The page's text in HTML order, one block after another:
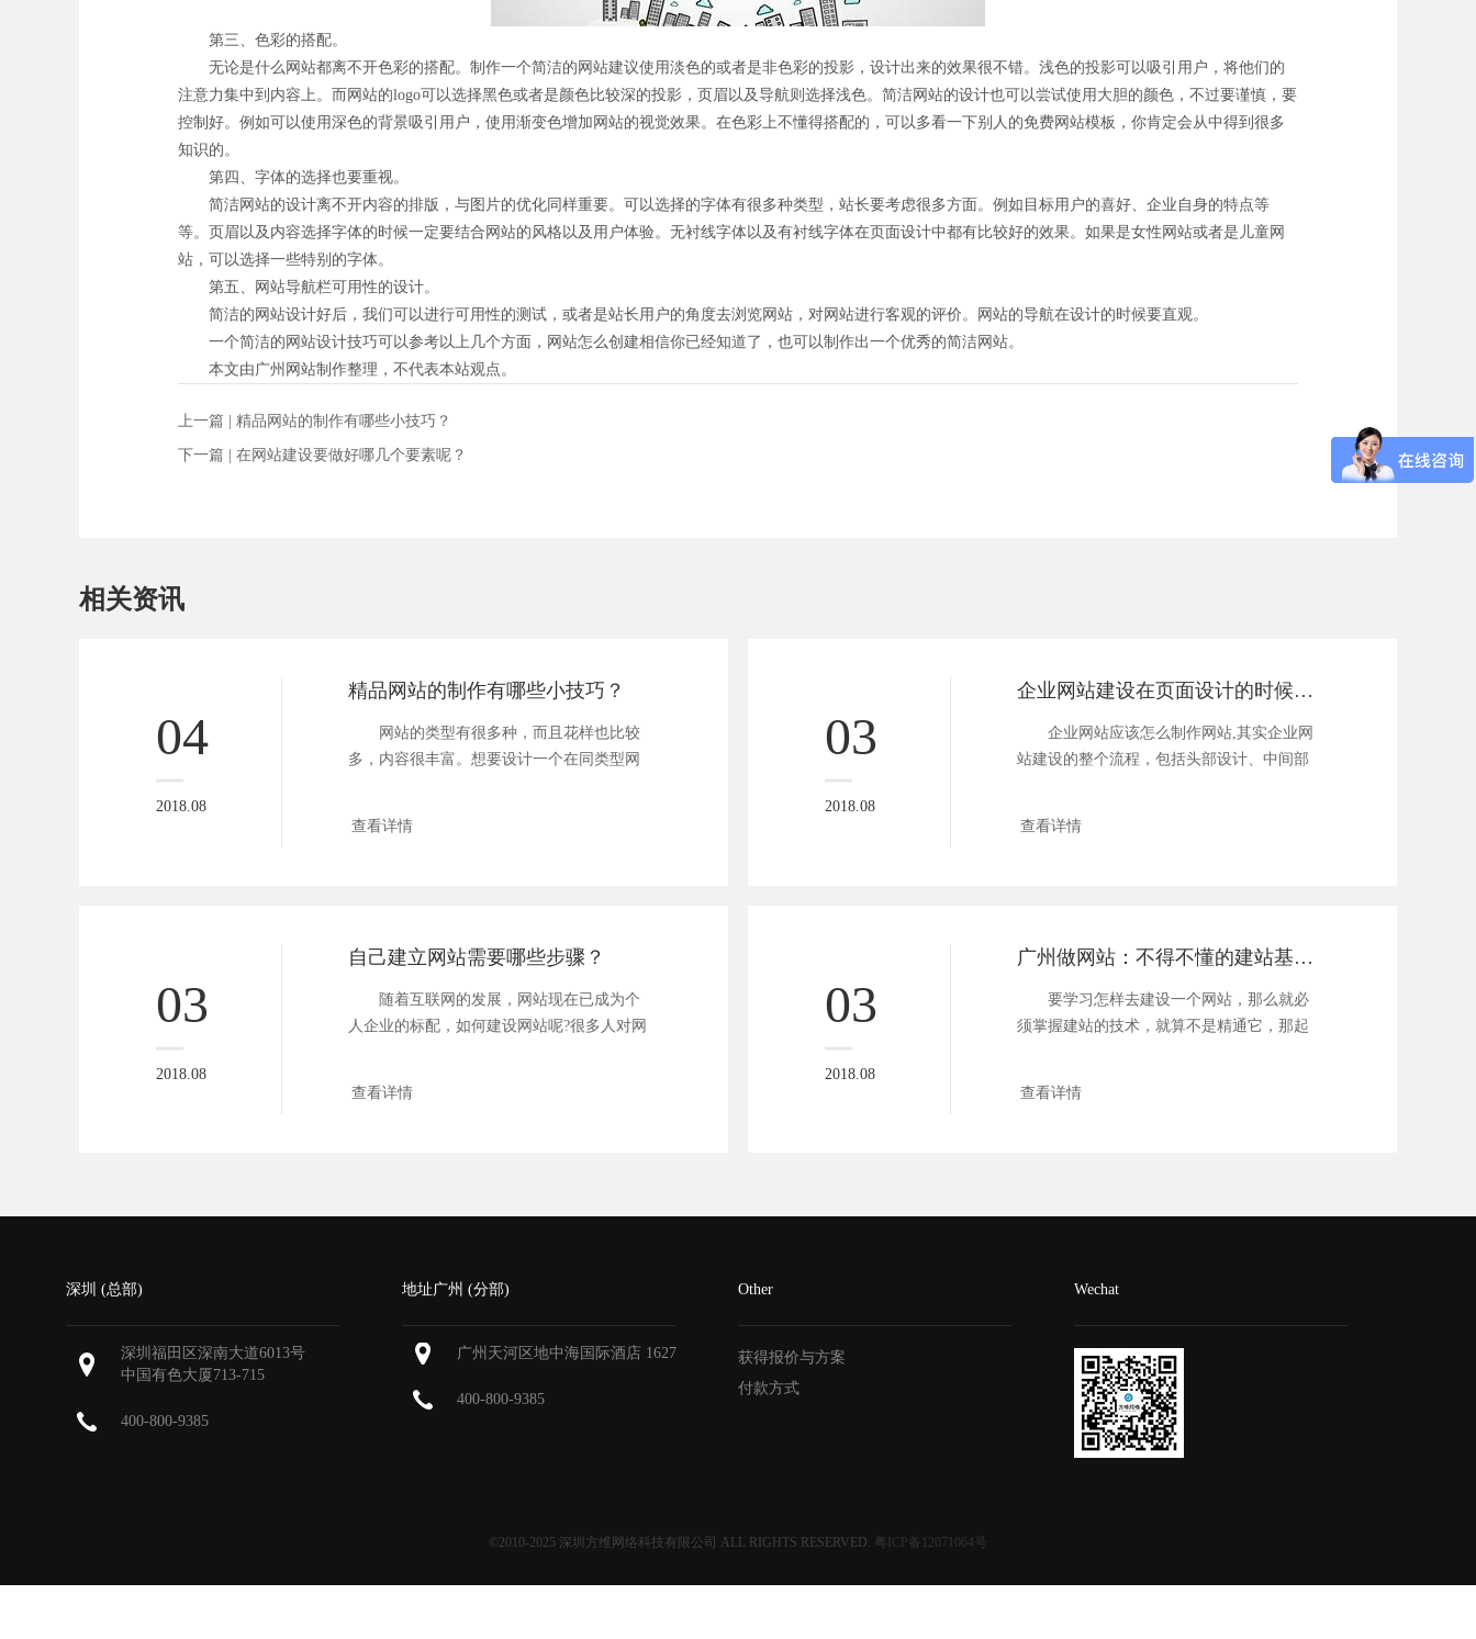
第三、色彩的搭配。
无论是什么网站都离不开色彩的搭配。制作一个简洁的网站建议使用淡色的或者是非色彩的投影，设计出来的效果很不错。浅色的投影可以吸引用户，将他们的
注意力集中到内容上。而网站的logo可以选择黑色或者是颜色比较深的投影，页眉以及导航则选择浅色。简洁网站的设计也可以尝试使用大胆的颜色，不过要谨慎，要
控制好。例如可以使用深色的背景吸引用户，使用渐变色增加网站的视觉效果。在色彩上不懂得搭配的，可以多看一下别人的免费网站模板，你肯定会从中得到很多
知识的。
第四、字体的选择也要重视。
简洁网站的设计离不开内容的排版，与图片的优化同样重要。可以选择的字体有很多种类型，站长要考虑很多方面。例如目标用户的喜好、企业自身的特点等
等。页眉以及内容选择字体的时候一定要结合网站的风格以及用户体验。无衬线字体以及有衬线字体在页面设计中都有比较好的效果。如果是女性网站或者是儿童网
站，可以选择一些特别的字体。
第五、网站导航栏可用性的设计。
简洁的网站设计好后，我们可以进行可用性的测试，或者是站长用户的角度去浏览网站，对网站进行客观的评价。网站的导航在设计的时候要直观。
一个简洁的网站设计技巧可以参考以上几个方面，网站怎么创建相信你已经知道了，也可以制作出一个优秀的简洁网站。
本文由广州网站制作整理，不代表本站观点。
上一篇 | 精品网站的制作有哪些小技巧？
下一篇 | 在网站建设要做好哪几个要素呢？
相关资讯
04
2018.08
精品网站的制作有哪些小技巧？
网站的类型有很多种，而且花样也比较
多，内容很丰富。想要设计一个在同类型网
查看详情
03
2018.08
企业网站建设在页面设计的时候有哪些技巧？
企业网站应该怎么制作网站,其实企业网
站建设的整个流程，包括头部设计、中间部
查看详情
03
2018.08
自己建立网站需要哪些步骤？
随着互联网的发展，网站现在已成为个
人企业的标配，如何建设网站呢?很多人对网
查看详情
03
2018.08
广州做网站：不得不懂的建站基础知识
要学习怎样去建设一个网站，那么就必
须掌握建站的技术，就算不是精通它，那起
查看详情
深圳 (总部)
深圳福田区深南大道6013号
中国有色大厦 713-715
400-800-9385
地址广州 (分部)
广州天河区地中海国际酒店 1627
400-800-9385
Other
获得报价与方案
付款方式
Wechat
©2010-2025 深圳方维网络科技有限公司 ALL RIGHTS RESERVED. 粤ICP备12071064号